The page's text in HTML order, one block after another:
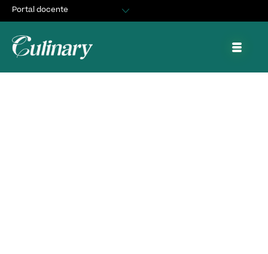
Portal docente
Portal de trabajo y prácticas